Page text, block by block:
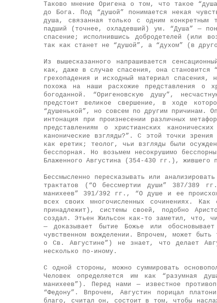
Таково мнение Оригена о том, что такое
до Бога. Под “душой” понимается некая
душа, связанная только с одним
падший (точнее, охладевший) ум. “Душа” —
спасение; исполнившись добродетелей (или
так как станет не “душой”, а “духом” (в
Из вышесказанного напрашивается
как, даже в случае спасения, она
грехопадения и исходный материал
похожа на наши расхожие представления о
богоданной. “Оригеновскую душу”,
предстоит великое свершение, в ходе
“душенькой”, но совсем по другим причинам.
интонация при произнесении различных
представлениям о христианских
канонические взгляды?”. С этой точки
как еретик; теолог, чьи взгляды были
бесспорная. Но возьмем несокрушимо
Блаженного Августина (354-430 гг.), жившего
Бессмысленно пересказывать или анализировать
трактатов (“О бессмертии души” 387/389
манихеев” 391/392 гг., “О душе и ее
всех своих многочисленных сочинениях.
принадлежит), системы своей, подобно
создал. Этьен Жильсон как-то заметил, что,
— доказывает бытие Божье или
чувственном вожделении. Впрочем, может
о Св. Августине”) не знает, что делает
несколько по-иному.
С одной стороны, можно суммировать
Человек определяется им как “разумная
манихеев”). Перед нами — известное
“Федону”. Впрочем, Августин порицал
благо, считал он, состоит в том, чтобы